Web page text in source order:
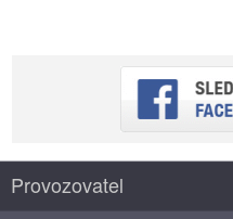
Provozovatel